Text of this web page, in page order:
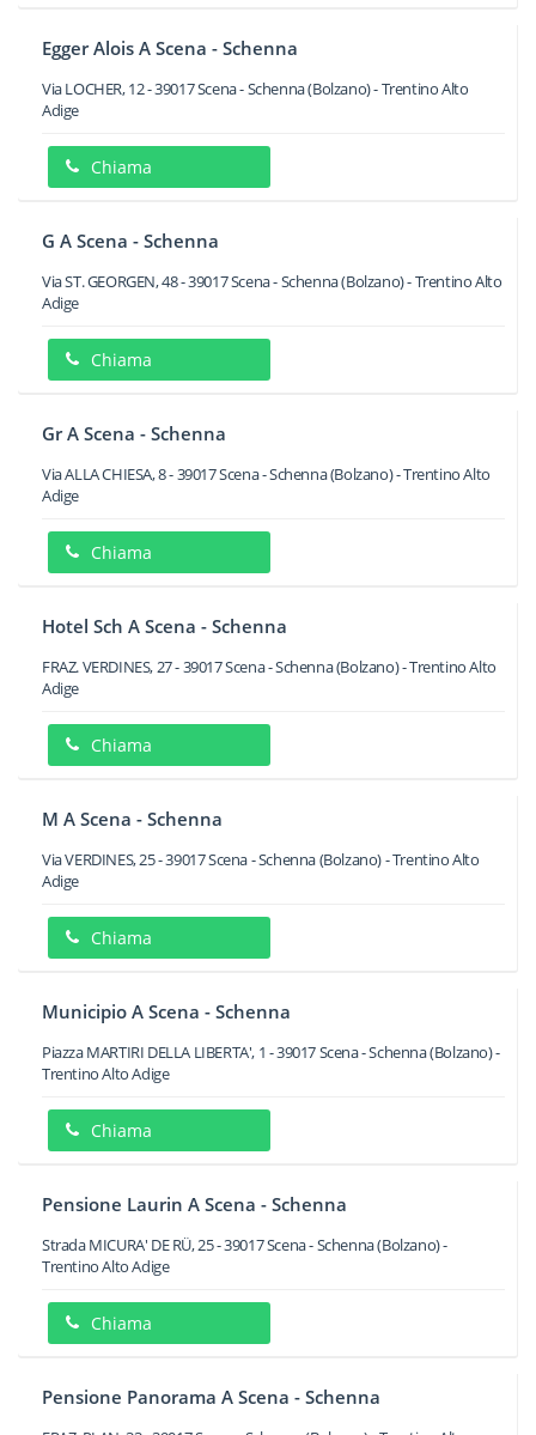
Egger Alois A Scena - Schenna
Via LOCHER, 12-39017Scena - Schenna(Bolzano) -Trentino Alto
Adige
Chiama
G A Scena - Schenna
Via ST. GEORGEN, 48-39017Scena - Schenna(Bolzano) -Trentino Alto
Adige
Chiama
Gr A Scena - Schenna
Via ALLA CHIESA, 8-39017Scena - Schenna(Bolzano) -Trentino Alto
Adige
Chiama
Hotel Sch A Scena - Schenna
FRAZ. VERDINES, 27-39017Scena - Schenna(Bolzano) -Trentino Alto
Adige
Chiama
M A Scena - Schenna
Via VERDINES, 25-39017Scena - Schenna(Bolzano) -Trentino Alto
Adige
Chiama
Municipio A Scena - Schenna
Piazza MARTIRI DELLA LIBERTA', 1 -39017Scena - Schenna(Bolzano) -
Trentino Alto Adige
Chiama
Pensione Laurin A Scena - Schenna
Strada MICURA' DE RÜ, 25-39017Scena - Schenna(Bolzano) -
Trentino Alto Adige
Chiama
Pensione Panorama A Scena - Schenna